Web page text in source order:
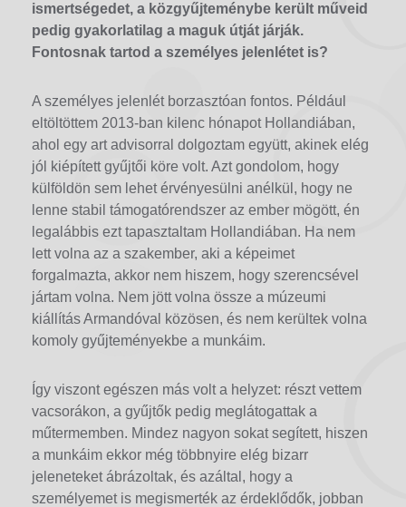
ismertségedet, a közgyűjteménybe került műveid
pedig gyakorlatilag a maguk útját járják.
Fontosnak tartod a személyes jelenlétet is?
A személyes jelenlét borzasztóan fontos. Például
eltöltöttem 2013-ban kilenc hónapot Hollandiában,
ahol egy art advisorral dolgoztam együtt, akinek elég
jól kiépített gyűjtői köre volt. Azt gondolom, hogy
külföldön sem lehet érvényesülni anélkül, hogy ne
lenne stabil támogatórendszer az ember mögött, én
legalábbis ezt tapasztaltam Hollandiában. Ha nem
lett volna az a szakember, aki a képeimet
forgalmazta, akkor nem hiszem, hogy szerencsével
jártam volna. Nem jött volna össze a múzeumi
kiállítás Armandóval közösen, és nem kerültek volna
komoly gyűjteményekbe a munkáim.
Így viszont egészen más volt a helyzet: részt vettem
vacsorákon, a gyűjtők pedig meglátogattak a
műtermemben. Mindez nagyon sokat segített, hiszen
a munkáim ekkor még többnyire elég bizarr
jeleneteket ábrázoltak, és azáltal, hogy a
személyemet is megismerték az érdeklődők, jobban